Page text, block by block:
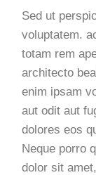
Sed ut
voluptatem.
totam rem
architecto
enim ipsam
aut odit aut
dolores eos
Neque porro
dolor sit